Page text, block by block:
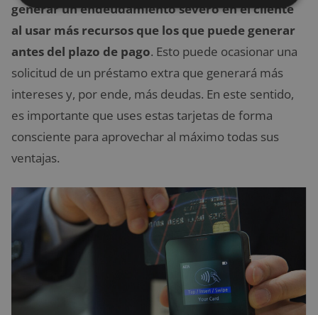
generar un endeudamiento severo en el cliente
al usar más recursos que los que puede generar
antes del plazo de pago. Esto puede ocasionar una
solicitud de un préstamo extra que generará más
intereses y, por ende, más deudas. En este sentido,
es importante que uses estas tarjetas de forma
consciente para aprovechar al máximo todas sus
ventajas.